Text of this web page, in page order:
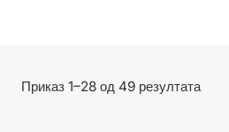
Приказ 1–28 од 49 резултата